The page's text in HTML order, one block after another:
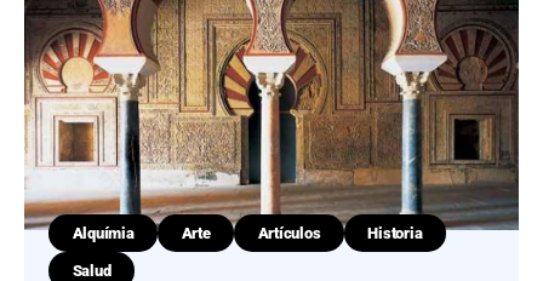
Alquímia Arte Artículos Historia
Salud